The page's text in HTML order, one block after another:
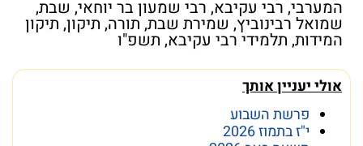
המערבי, רבי עקיבא, רבי שמעון בר יוחאי, שבת,
שמואל רבינוביץ, שמירת שבת,תורה, תיקון, תיקון
המידות, תלמידי רבי עקיבא, תשפ"ו
אולי יעניין אותך
פרשת השבוע
י"ז בתמוז 2026